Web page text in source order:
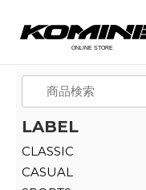
LABEL
CLASSIC
CASUAL